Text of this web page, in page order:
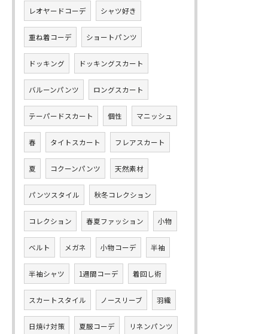
レオヤードコーデ シャツ好き
重ね着コーデ ショートパンツ
ドッキング ドッキングスカート
バルーンパンツ ロングスカート
テーパードスカート 個性 マニッシュ
春 タイトスカート フレアスカート
夏 コクーンパンツ 天然素材
パンツスタイル 秋冬コレクション
コレクション 春夏ファッション 小物
ベルト メガネ 小物コーデ 半袖
半袖シャツ 1週間コーデ 着回し術
スカートスタイル ノースリーブ 羽織
日焼け対策 夏服コーデ リネンパンツ